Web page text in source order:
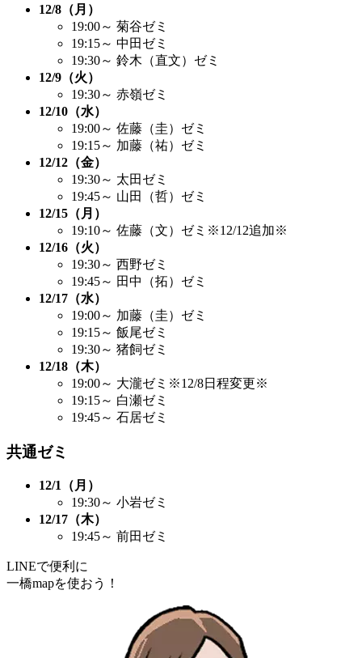
12/8（月）
19:00～ 菊谷ゼミ
19:15～ 中田ゼミ
19:30～ 鈴木（直文）ゼミ
12/9（火）
19:30～ 赤嶺ゼミ
12/10（水）
19:00～ 佐藤（圭）ゼミ
19:15～ 加藤（祐）ゼミ
12/12（金）
19:30～ 太田ゼミ
19:45～ 山田（哲）ゼミ
12/15（月）
19:10～ 佐藤（文）ゼミ※12/12追加※
12/16（火）
19:30～ 西野ゼミ
19:45～ 田中（拓）ゼミ
12/17（水）
19:00～ 加藤（圭）ゼミ
19:15～ 飯尾ゼミ
19:30～ 猪飼ゼミ
12/18（木）
19:00～ 大瀧ゼミ※12/8日程変更※
19:15～ 白瀬ゼミ
19:45～ 石居ゼミ
共通ゼミ
12/1（月）
19:30～ 小岩ゼミ
12/17（木）
19:45～ 前田ゼミ
LINEで便利に
一橋mapを使おう！